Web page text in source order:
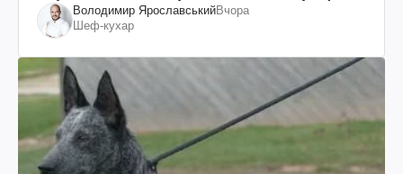
Володимир ЯрославськийВчора
Шеф-кухар